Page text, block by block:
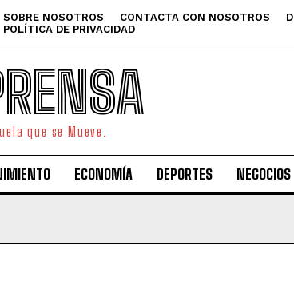
SOBRE NOSOTROS CONTACTA CON NOSOTROS
POLÍTICA DE PRIVACIDAD
que se Mueve.
ECONOMÍA DEPORTES NEGOCIOS